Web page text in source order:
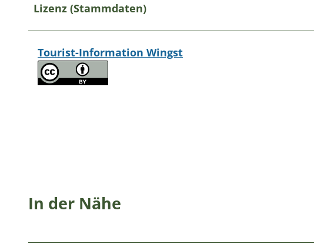
Lizenz (Stammdaten)
Tourist-Information Wingst
In der Nähe